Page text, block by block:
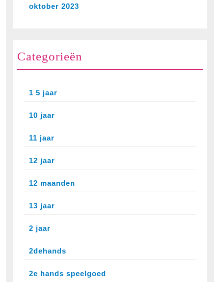
oktober 2023
Categorieën
1 5 jaar
10 jaar
11 jaar
12 jaar
12 maanden
13 jaar
2 jaar
2dehands
2e hands speelgoed